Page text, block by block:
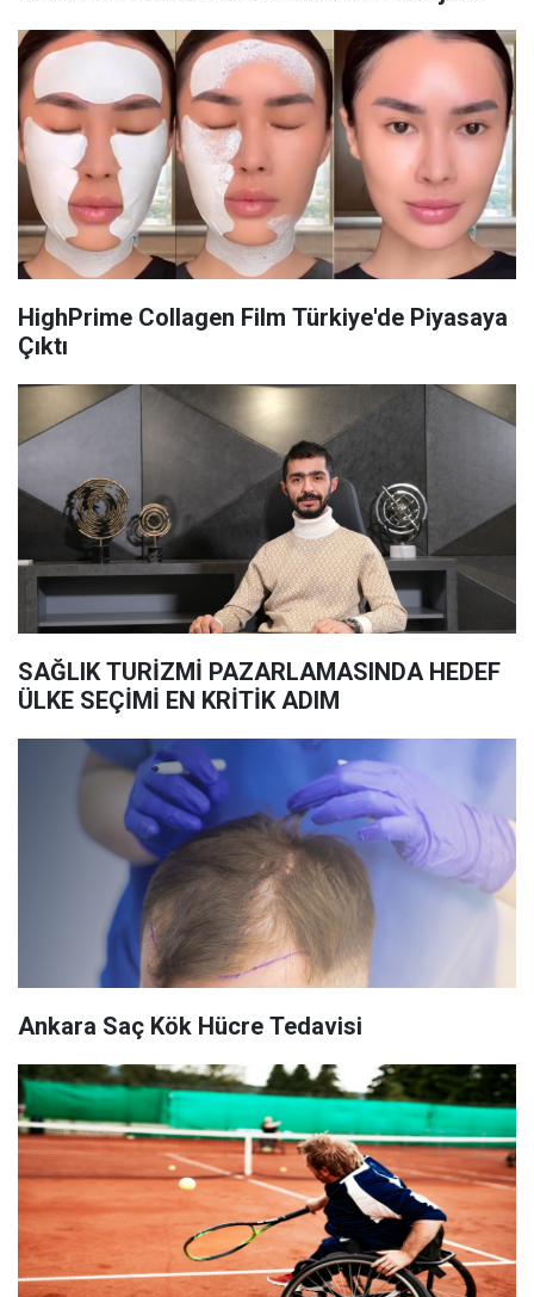
HighPrime Collagen Film Türkiye'de Piyasaya
Çıktı
SAĞLIK TURİZMİ PAZARLAMASINDA HEDEF
ÜLKE SEÇİMİ EN KRİTİK ADIM
Ankara Saç Kök Hücre Tedavisi